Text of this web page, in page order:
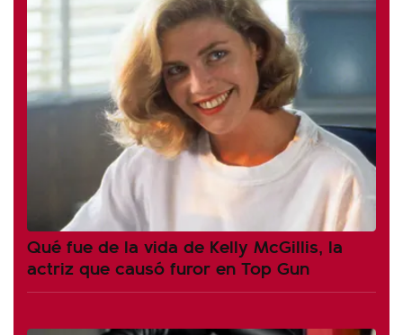
Qué fue de la vida de Kelly McGillis, la
actriz que causó furor en Top Gun